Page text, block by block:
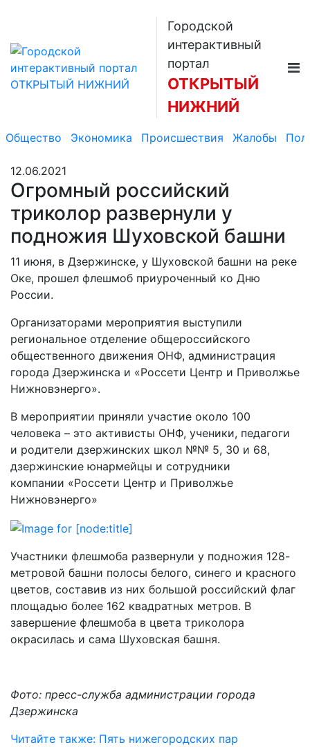
Городской
интерактивный
портал
ОТКРЫТЫЙ
НИЖНИЙ
Общество Экономика Происшествия Жалобы
12.06.2021
Огромный российский
триколор развернули у
подножия Шуховской башни
11 июня, в Дзержинске, у Шуховской башни на реке
Оке, прошел флешмоб приуроченный ко Дню
России.
Организаторами мероприятия выступили
региональное отделение общероссийского
общественного движения ОНФ, администрация
города Дзержинска и «Россети Центр и Приволжье
Нижновэнерго».
В мероприятии приняли участие около 100
человека – это активисты ОНФ, ученики, педагоги
и родители дзержинских школ №№ 5, 30 и 68,
дзержинские юнармейцы и сотрудники
компании «Россети Центр и Приволжье
Нижновэнерго»
Участники флешмоба развернули у подножия 128-
метровой башни полосы белого, синего и красного
цветов, составив из них большой российский флаг
площадью более 162 квадратных метров. В
завершение флешмоба в цвета триколора
окрасилась и сама Шуховская башня.
Фото: пресс-служба администрации города
Дзержинска
Читайте также: Пять нижегородских пар